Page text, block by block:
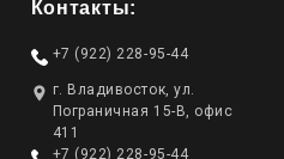
Контакты:
+7 (922) 228-95-44
г. Владивосток, ул.
Пограничная 15-В, офис
411
+7 (922) 228-95-44